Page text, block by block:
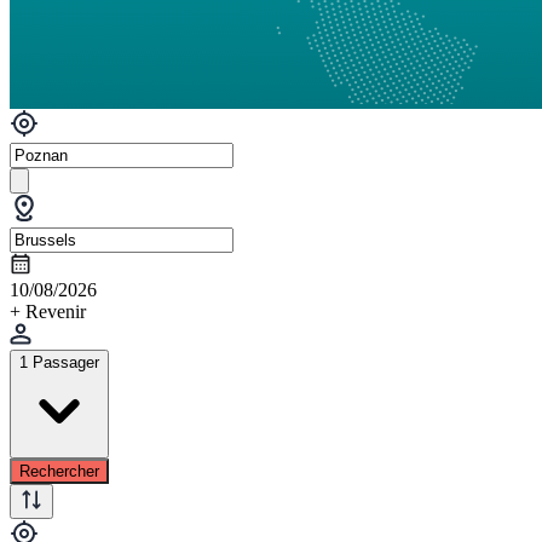
10/08/2026
+ Revenir
1 Passager
Rechercher